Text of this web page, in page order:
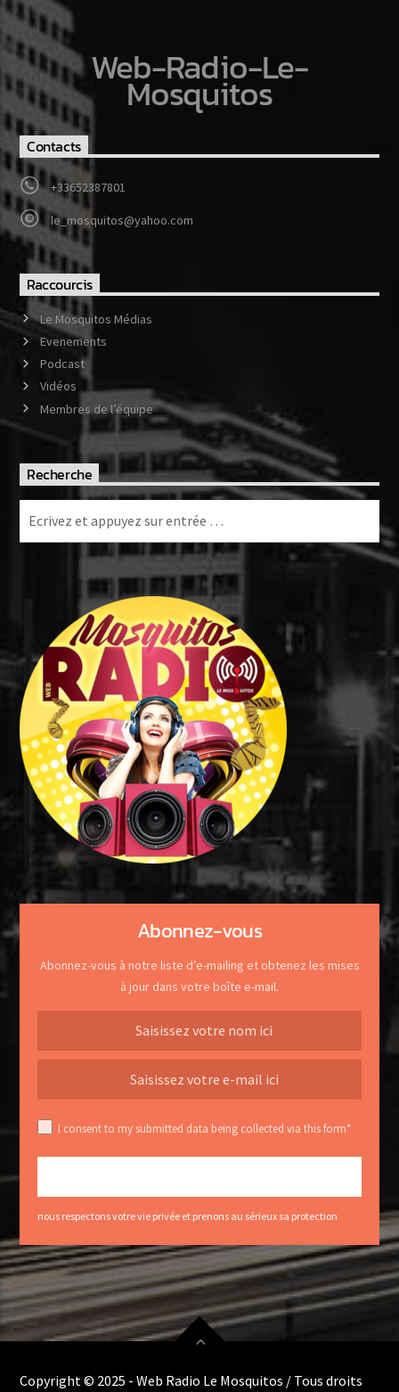
Web-Radio-Le-
Mosquitos
Contacts
+33652387801
le_mosquitos@yahoo.com
Raccourcis
Le Mosquitos Médias
Evenements
Podcast
Vidéos
Membres de l’équipe
Recherche
Abonnez-vous
Abonnez-vous à notre liste d’e-mailing et obtenez les mises
à jour dans votre boîte e-mail.
I consent to my submitted data being collected via this form*
nous respectons votre vie privée et prenons au sérieux sa protection
Copyright © 2025 - Web Radio Le Mosquitos / Tous droits